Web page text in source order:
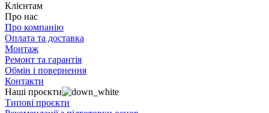
Клієнтам
Про нас
Про компанію
Оплата та доставка
Монтаж
Ремонт та гарантія
Обмін і повернення
Контакти
Наші проєкти
Типові проєкти